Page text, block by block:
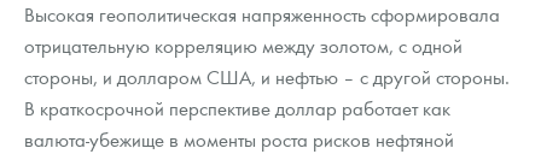
Монеты Царской России
Монеты стран мира после 1950г
Георгий Победоносец
Золотой червонец Сеятель
Золотые слитки
Гарантии
Выкуп монет
Выкуп серебряных монет
Вопрос - ответ
Информация
Распродажа монет и жетонов
Аналитика и события
Итоги 2025 года. Прогноз курсов золота, серебра, платины на
2026 год
Cтатьи
Георгий Победоносец - динамика цен
Котировки
Курс золота и серебра
Лом выкуп
Контакты
О нас
Высокая геополитическая напряженность сформировала
отрицательную корреляцию между золотом, с одной
стороны, и долларом США, и нефтью – с другой стороны.
В краткосрочной перспективе доллар работает как
валюта-убежище в моменты роста рисков нефтяной